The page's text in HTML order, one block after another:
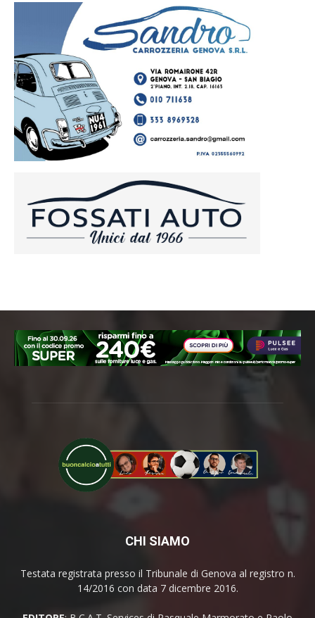
CHI SIAMO
Testata registrata presso il Tribunale di Genova al registro n.
14/2016 con data 7 dicembre 2016.